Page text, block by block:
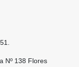
Nº 138 Flores